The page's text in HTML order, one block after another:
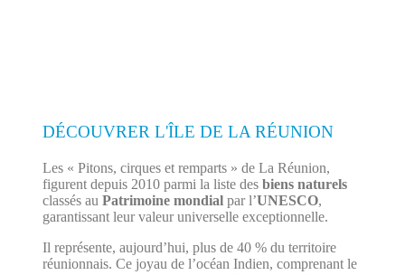
DÉCOUVRER L'ÎLE DE LA RÉUNION
Les « Pitons, cirques et remparts » de La Réunion,
figurent depuis 2010 parmi la liste des biens naturels
classés au Patrimoine mondialpar l’UNESCO,
garantissant leur valeur universelle exceptionnelle.
Il représente, aujourd’hui, plus de 40 % du territoire
réunionnais. Ce joyau de l’océan Indien, comprenant le